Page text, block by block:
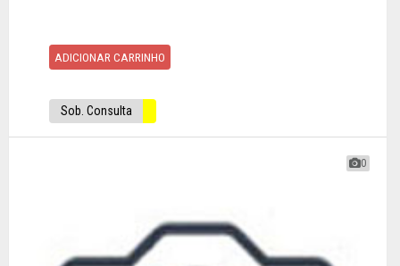
ADICIONAR CARRINHO
Sob. Consulta
0